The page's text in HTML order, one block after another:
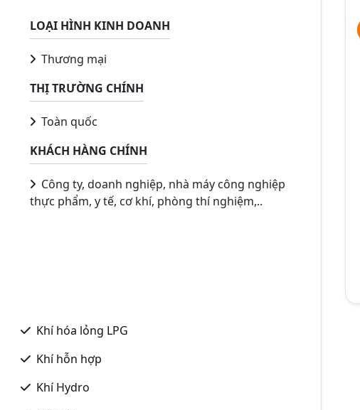
LOẠI HÌNH KINH DOANH
Thương mại
THỊ TRƯỜNG CHÍNH
Toàn quốc
KHÁCH HÀNG CHÍNH
Công ty, doanh nghiệp, nhà máy công nghiệp
thực phẩm, y tế, cơ khí, phòng thí nghiệm,..
Khí hóa lỏng LPG
Khí hỗn hợp
Khí Hydro